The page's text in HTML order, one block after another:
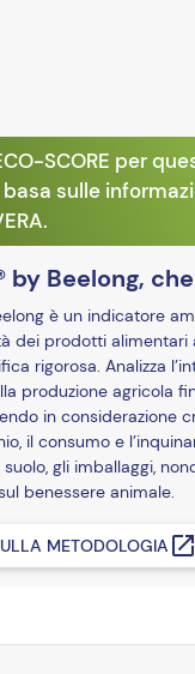
SCORE per
sulle
by Beelong,
è un indicatore
dei prodotti alimentari
rigorosa. Analizza
produzione agricola
in considerazione
il consumo e
suolo, gli imballaggi,
benessere animale.
METODOLOGIA